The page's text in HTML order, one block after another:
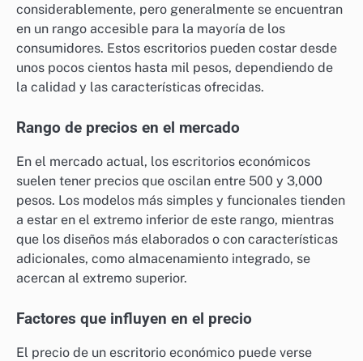
considerablemente, pero generalmente se encuentran
en un rango accesible para la mayoría de los
consumidores. Estos escritorios pueden costar desde
unos pocos cientos hasta mil pesos, dependiendo de
la calidad y las características ofrecidas.
Rango de precios en el mercado
En el mercado actual, los escritorios económicos
suelen tener precios que oscilan entre 500 y 3,000
pesos. Los modelos más simples y funcionales tienden
a estar en el extremo inferior de este rango, mientras
que los diseños más elaborados o con características
adicionales, como almacenamiento integrado, se
acercan al extremo superior.
Factores que influyen en el precio
El precio de un escritorio económico puede verse